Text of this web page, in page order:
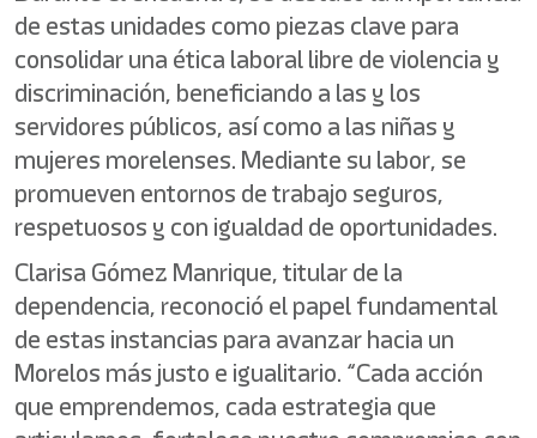
de estas unidades como piezas clave para
consolidar una ética laboral libre de violencia y
discriminación, beneficiando a las y los
servidores públicos, así como a las niñas y
mujeres morelenses. Mediante su labor, se
promueven entornos de trabajo seguros,
respetuosos y con igualdad de oportunidades.
Clarisa Gómez Manrique, titular de la
dependencia, reconoció el papel fundamental
de estas instancias para avanzar hacia un
Morelos más justo e igualitario. “Cada acción
que emprendemos, cada estrategia que